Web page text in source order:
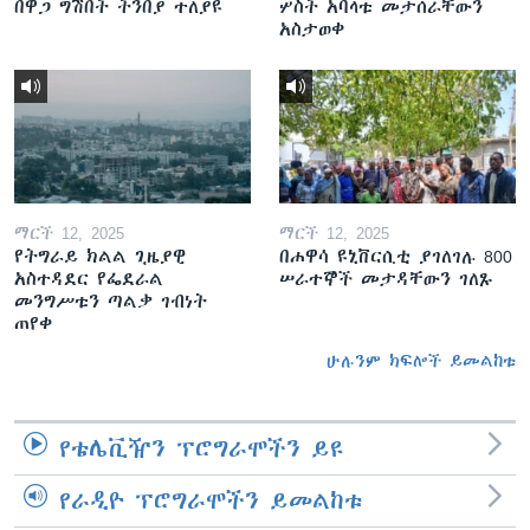
በዋጋ ግሽበት ትንበያ ተለያዩ
ሦስት አባላቱ መታሰራቸውን
አስታወቀ
ማርች 12, 2025
የትግራይ ክልል ጊዜያዊ
አስተዳደር የፌደራል
መንግሥቱን ጣልቃ ገብነት
ጠየቀ
ማርች 12, 2025
በሐዋሳ ዩኒቨርሲቲ ያገለገሉ 800
ሠራተኞች መታዳቸውን ገለጹ
ሁሉንም ክፍሎች ይመልከቱ
የቴሌቪዥን ፕሮግራሞችን ይዩ
የራዲዮ ፕሮግራሞችን ይመልከቱ